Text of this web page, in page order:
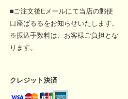
■ご注文後Eメールにて当店の郵便
口座ぱるるをお知らせいたします。
※振込手数料は、お客様ご負担とな
ります。
クレジット決済